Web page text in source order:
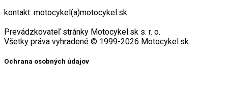
kontakt: motocykel(a)motocykel.sk
Prevádzkovateľ stránky Motocykel.sk s. r. o.
Všetky práva vyhradené © 1999-2026 Motocykel.sk
Ochrana osobných údajov